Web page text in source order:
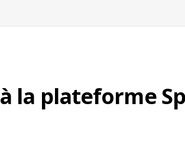
la plateforme